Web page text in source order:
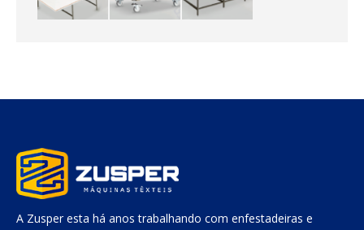
A Zusper esta há anos trabalhando com enfestadeiras e